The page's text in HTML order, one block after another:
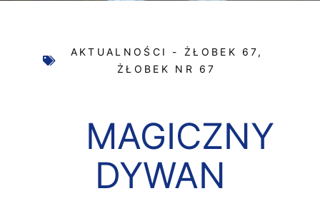
AKTUALNOŚCI - ŻŁOBEK 67,
ŻŁOBEK NR 67
MAGICZNY
DYWAN